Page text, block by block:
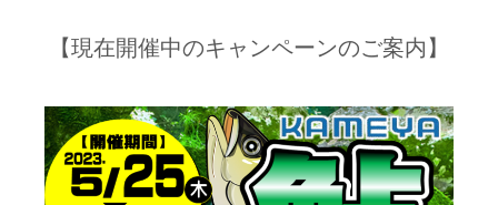
【現在開催中のキャンペーンのご案内】